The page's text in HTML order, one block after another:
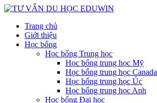
Trang chủ
Giới thiệu
Học bổng
Học bổng Trung học
Học bổng trung học Mỹ
Học bổng trung học Canada
Học bổng trung học Úc
Học bổng trung học Anh
Học bổng Đại học